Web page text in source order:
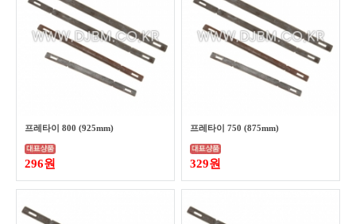
프레타이 800 (925mm)
296원
프레타이 750 (875mm)
329원